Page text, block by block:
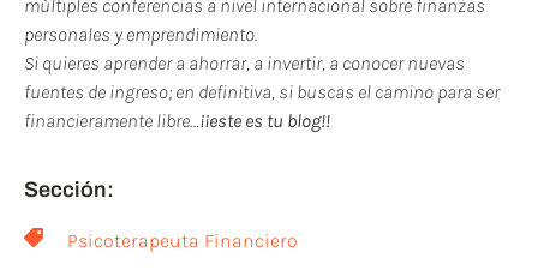
múltiples conferencias a nivel internacional sobre finanzas
personales y emprendimiento.
Si quieres aprender a ahorrar, a invertir, a conocer nuevas
fuentes de ingreso; en definitiva, si buscas el camino para ser
financieramente libre…¡¡este es tu blog!!
Sección:
Psicoterapeuta Financiero